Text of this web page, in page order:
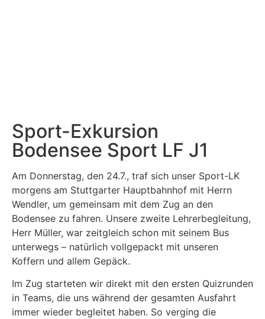
Sport-Exkursion
Bodensee Sport LF J1
Am Donnerstag, den 24.7., traf sich unser Sport-LK
morgens am Stuttgarter Hauptbahnhof mit Herrn
Wendler, um gemeinsam mit dem Zug an den
Bodensee zu fahren. Unsere zweite Lehrerbegleitung,
Herr Müller, war zeitgleich schon mit seinem Bus
unterwegs – natürlich vollgepackt mit unseren
Koffern und allem Gepäck.
Im Zug starteten wir direkt mit den ersten Quizrunden
in Teams, die uns während der gesamten Ausfahrt
immer wieder begleitet haben. So verging die